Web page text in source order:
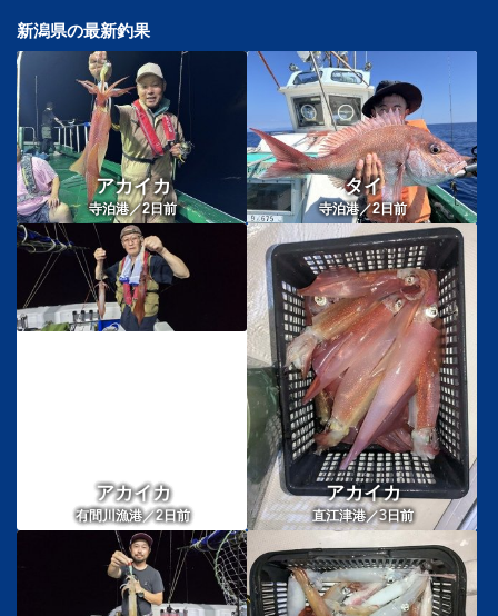
新潟県の最新釣果
アカイカ
寺泊港／2日前
タイ
寺泊港／2日前
アカイカ
有間川漁港／2日前
アカイカ
直江津港／3日前